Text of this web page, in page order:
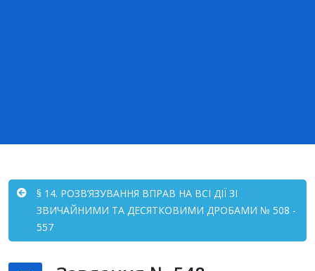
§ 14. РОЗВ’ЯЗУВАННЯ ВПРАВ НА ВСІ ДІЇ ЗІ
ЗВИЧАЙНИМИ ТА ДЕСЯТКОВИМИ ДРОБАМИ № 508 -
557